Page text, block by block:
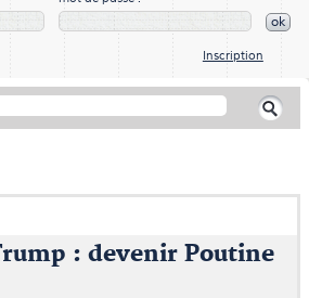
ok
Inscription
: devenir Poutine